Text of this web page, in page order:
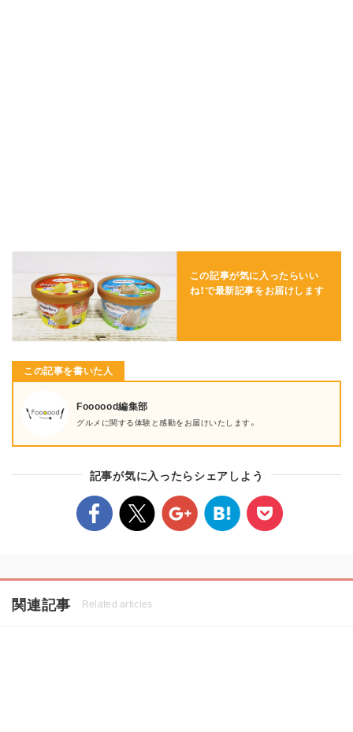
この記事が気に入ったらいい
ね！で最新記事をお届けします
この記事を書いた人
Foooood編集部
グルメに関する体験と感動をお届けいたします。
記事が気に入ったらシェアしよう
関連記事 Related articles